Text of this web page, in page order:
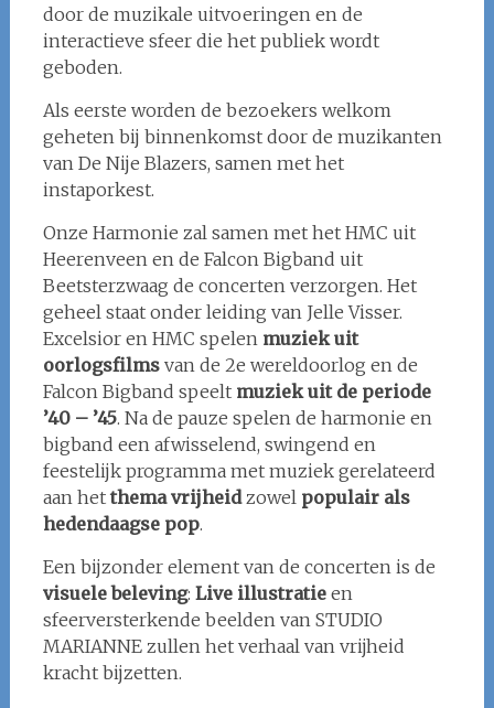
door de muzikale uitvoeringen en de
interactieve sfeer die het publiek wordt
geboden.
Als eerste worden de bezoekers welkom
geheten bij binnenkomst door de muzikanten
van De Nije Blazers, samen met het
instaporkest.
Onze Harmonie zal samen met het HMC uit
Heerenveen en de Falcon Bigband uit
Beetsterzwaag de concerten verzorgen. Het
geheel staat onder leiding van Jelle Visser.
Excelsior en HMC spelen muziek uit
oorlogsfilmsvan de 2e wereldoorlog en de
Falcon Bigband speelt muziek uit de periode
’40 – ’45. Na de pauze spelen de harmonie en
bigband een afwisselend, swingend en
feestelijk programma met muziek gerelateerd
aan hetthema vrijheidzowel populair als
hedendaagse pop.
Een bijzonder element van de concerten is de
visuele beleving: Live illustratieen
sfeerversterkende beelden van STUDIO
MARIANNE zullen het verhaal van vrijheid
kracht bijzetten.